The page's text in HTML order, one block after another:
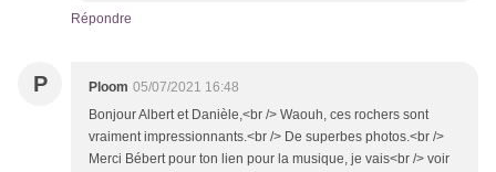
Répondre
P Ploom 05/07/2021 16:48
Bonjour Albert et Danièle,<br /> Waouh, ces rochers sont
vraiment impressionnants.<br /> De superbes photos.<br />
Merci Bébert pour ton lien pour la musique, je vais<br /> voir